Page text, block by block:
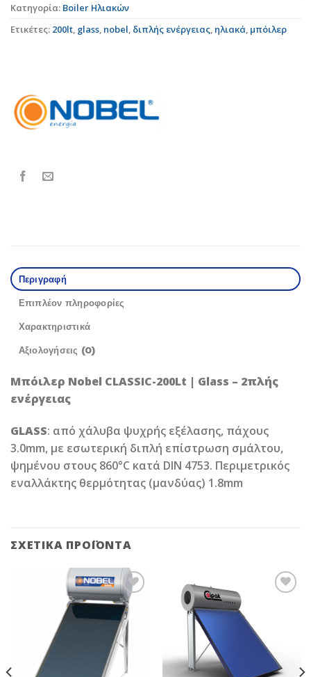
Κατηγορία: Boiler Ηλιακών
Ετικέτες: 200lt, glass, nobel, διπλής ενέργειας, ηλιακά, μπόιλερ
Περιγραφή
Επιπλέον πληροφορίες
Χαρακτηριστικά
Αξιολογήσεις (0)
Μπόιλερ Nobel CLASSIC-200Lt | Glass – 2πλής
ενέργειας
GLASS: από χάλυβα ψυχρής εξέλασης, πάχους
3.0mm, με εσωτερική διπλή επίστρωση σμάλτου,
ψημένου στους 860°C κατά DIN 4753. Περιμετρικός
εναλλάκτης θερμότητας (μανδύας) 1.8mm
ΣΧΕΤΙΚΆ ΠΡΟΪΌΝΤΑ
Add to
Wishlist
Wishlist